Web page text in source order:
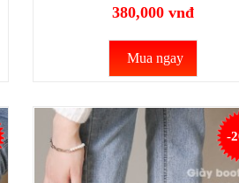
380,000 vnđ
Mua ngay
-